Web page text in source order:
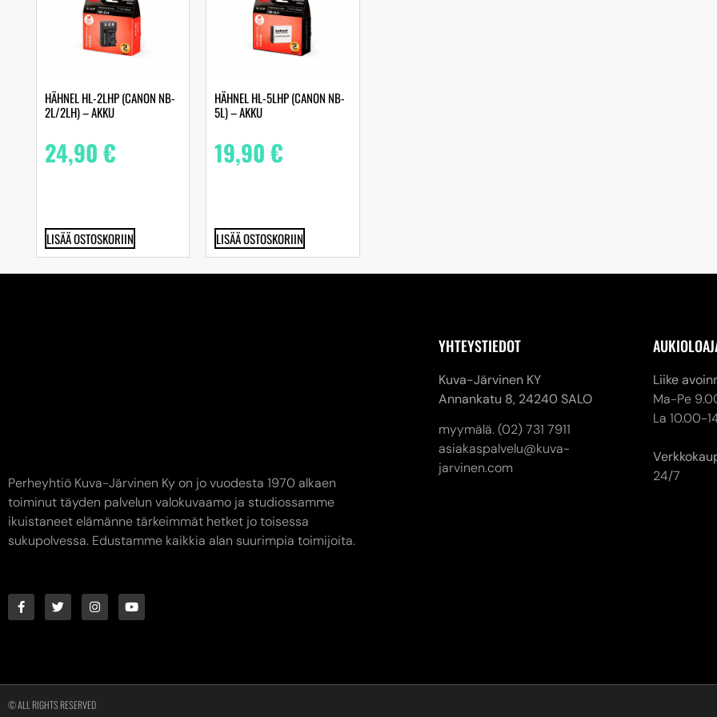
HÄHNEL HL-2LHP (CANON NB-
2L/2LH) – AKKU
24,90€
LISÄÄ OSTOSKORIIN
HÄHNEL HL-5LHP (CANON NB-
5L) – AKKU
19,90€
LISÄÄ OSTOSKORIIN
Perheyhtiö Kuva-Järvinen Ky on jo vuodesta 1970 alkaen
toiminut täyden palvelun valokuvaamo ja studiossamme
ikuistaneet elämänne tärkeimmät hetket jo toisessa
sukupolvessa. Edustamme kaikkia alan suurimpia toimijoita.
YHTEYSTIEDOT
Kuva-Järvinen KY
Annankatu 8, 24240 SALO
myymälä. (02) 731 7911
asiakaspalvelu@kuva-
jarvinen.com
Liike
Ma-Pe
La 10.00-
24/7
© ALL RIGHTS RESERVED